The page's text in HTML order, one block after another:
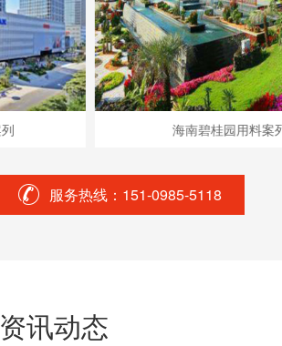
海南碧桂园用料案列
服务热线：151-0985-5118
资讯动态